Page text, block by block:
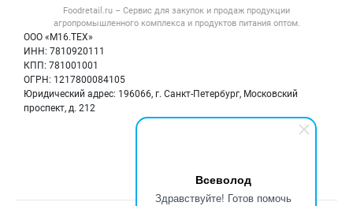
Всеволод
Здравствуйте! Готов помочь
Foodretail.ru – Сервис для закупок и продаж продукции
агропромышленного комплекса и продуктов питания оптом.
ООО «М16.ТЕХ»
ИНН: 7810920111
КПП: 781001001
ОГРН: 1217800084105
Юридический адрес: 196066, г. Санкт-Петербург, Московский
проспект, д. 212
Политика обработки персональных данных
Вакансии
Оборудование для пищепрома
Информация о компаниях
Карта объявлений